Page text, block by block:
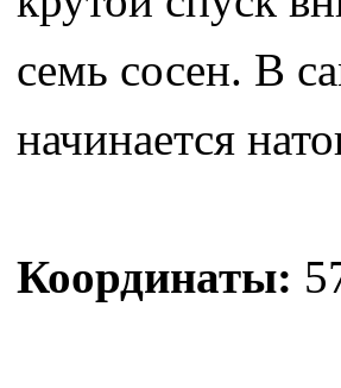
семь сосен. В
начинается
Координаты: